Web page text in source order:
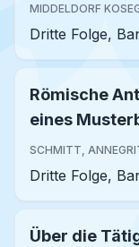
MIDDELDORF
Dritte Folge,
Römische
eines
SCHMITT,
Dritte Folge,
Über die